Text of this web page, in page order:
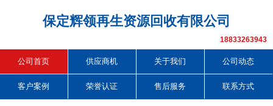
保定辉领再生资源回收有限公司
18833263943
公司首页 供应商机 关于我们 公司动态
客户案例 荣誉认证 售后服务 联系方式